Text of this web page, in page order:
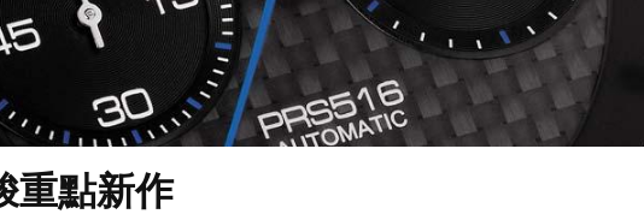
重點新作